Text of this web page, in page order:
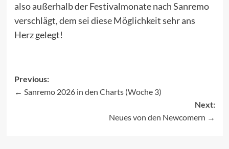
also außerhalb der Festivalmonate nach Sanremo
verschlägt, dem sei diese Möglichkeit sehr ans
Herz gelegt!
Post
Previous:
Sanremo 2026 in den Charts (Woche 3)
Next:
Neues von den Newcomern